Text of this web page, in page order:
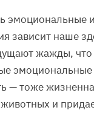
эмоциональные
зависит наше
жажды,
эмоциональные
— тоже
животных и